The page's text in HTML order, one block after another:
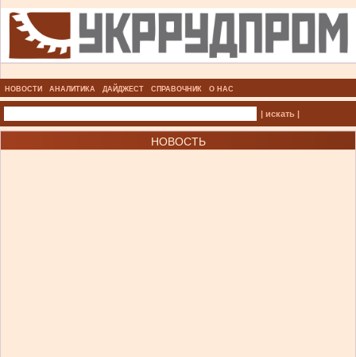
НОВОСТИ АНАЛИТИКА ДАЙДЖЕСТ СПРАВОЧНИК О НАС
| искать |
НОВОСТЬ